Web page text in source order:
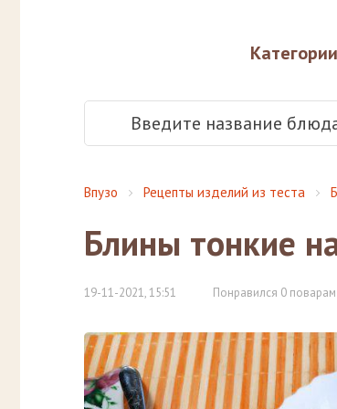
Категории
Впузо Рецепты изделий из теста
Блины тонкие
19-11-2021, 15:51 Понравился 0 поварам